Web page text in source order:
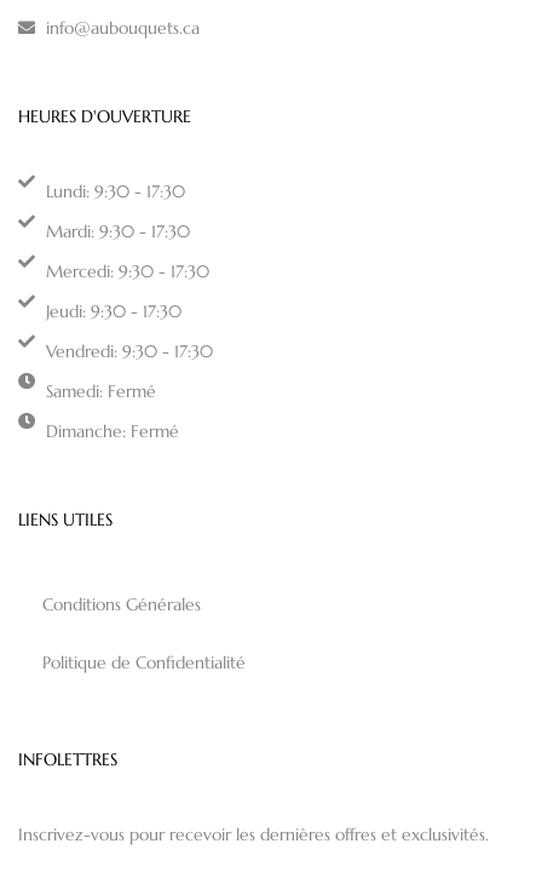
info@aubouquets.ca
HEURES D'OUVERTURE
Lundi: 9:30 - 17:30
Mardi: 9:30 - 17:30
Mercedi: 9:30 - 17:30
Jeudi: 9:30 - 17:30
Vendredi: 9:30 - 17:30
Samedi: Fermé
Dimanche: Fermé
LIENS UTILES
Conditions Générales
Politique de Confidentialité
INFOLETTRES
Inscrivez-vous pour recevoir les dernières offres et exclusivités.